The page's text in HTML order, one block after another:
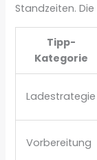
Standzeiten. Die
Tipp-
Kategorie
Ladestrategie
Vorbereitung